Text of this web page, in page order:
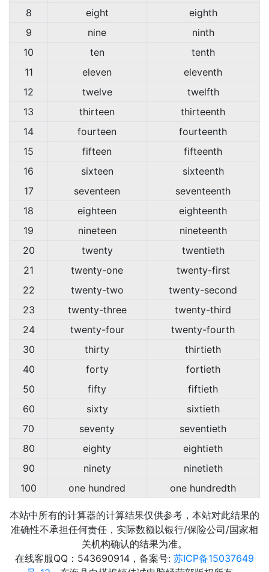
8
eight
eighth
9
nine
ninth
10
ten
tenth
11
eleven
eleventh
12
twelve
twelfth
13
thirteen
thirteenth
14
fourteen
fourteenth
15
fifteen
fifteenth
16
sixteen
sixteenth
17
seventeen
seventeenth
18
eighteen
eighteenth
19
nineteen
nineteenth
20
twenty
twentieth
21
twenty-one
twenty-first
22
twenty-two
twenty-second
23
twenty-three
twenty-third
24
twenty-four
twenty-fourth
30
thirty
thirtieth
40
forty
fortieth
50
fifty
fiftieth
60
sixty
sixtieth
70
seventy
seventieth
80
eighty
eightieth
90
ninety
ninetieth
100
one hundred one hundredth
本站中所有的计算器的计算结果仅供参考，本站对此结果的
准确性不承担任何责任，实际数额以银行/保险公司/国家相
关机构确认的结果为准。
在线客服QQ：543690914，备案号: 苏ICP备15037649